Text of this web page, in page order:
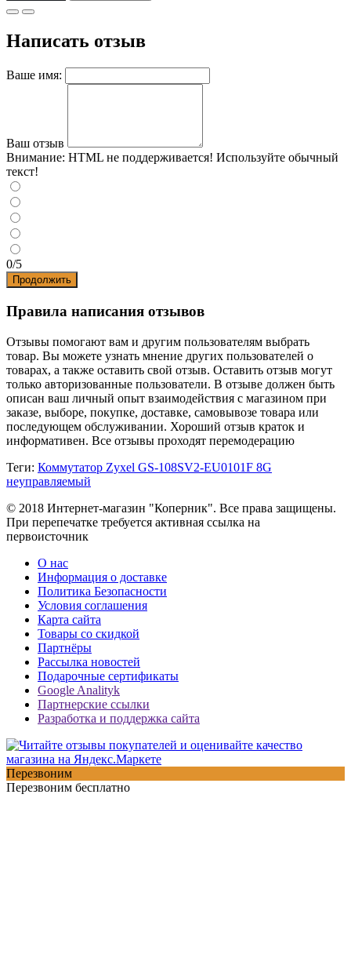
Написать отзыв
Ваше имя:
Ваш отзыв
Внимание: HTML не поддерживается! Используйте обычный
текст!
0/5
Продолжить
Правила написания отзывов
Отзывы помогают вам и другим пользователям выбрать
товар. Вы можете узнать мнение других пользователей о
товарах, а также оставить свой отзыв. Оставить отзыв могут
только авторизованные пользователи. В отзыве должен быть
описан ваш личный опыт взаимодействия с магазином при
заказе, выборе, покупке, доставке, самовывозе товара или
последующем обслуживании. Хороший отзыв краток и
информативен. Все отзывы проходят перемодерацию
Теги: Коммутатор Zyxel GS-108SV2-EU0101F 8G
неуправляемый
© 2018 Интернет-магазин "Коперник". Все права защищены.
При перепечатке требуется активная ссылка на
первоисточник
О нас
Информация о доставке
Политика Безопасности
Условия соглашения
Карта сайта
Товары со скидкой
Партнёры
Рассылка новостей
Подарочные сертификаты
Google Analityk
Партнерские ссылки
Разработка и поддержка сайта
Перезвоним
Перезвоним бесплатно